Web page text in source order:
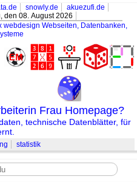
snowly.de
akuezufi.de
den 08. August 2026
webdesign Webseiten, Datenbanken,
Frau Homepage?
technische Datenblätter, für
statistik